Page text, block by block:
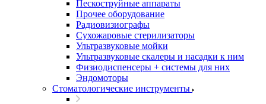
Пескоструйные аппараты
Прочее оборудование
Радиовизиографы
Сухожаровые стерилизаторы
Ультразвуковые мойки
Ультразвуковые скалеры и насадки к ним
Физиодиспенсеры + системы для них
Эндомоторы
Стоматологические инструменты